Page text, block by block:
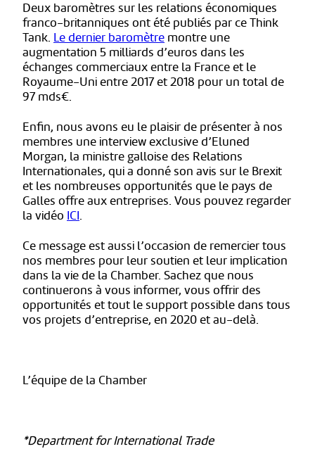
Deux baromètres sur les relations économiques
franco-britanniques ont été publiés par ce Think
Tank. Le dernier baromètre montre une
augmentation 5 milliards d’euros dans les
échanges commerciaux entre la France et le
Royaume-Uni entre 2017 et 2018 pour un total de
97 mds€.
Enfin, nous avons eu le plaisir de présenter à nos
membres une interview exclusive d’Eluned
Morgan, la ministre galloise des Relations
Internationales, qui a donné son avis sur le Brexit
et les nombreuses opportunités que le pays de
Galles offre aux entreprises. Vous pouvez regarder
la vidéo ICI.
Ce message est aussi l’occasion de remercier tous
nos membres pour leur soutien et leur implication
dans la vie de la Chamber. Sachez que nous
continuerons à vous informer, vous offrir des
opportunités et tout le support possible dans tous
vos projets d’entreprise, en 2020 et au-delà.
L’équipe de la Chamber
*Department for International Trade